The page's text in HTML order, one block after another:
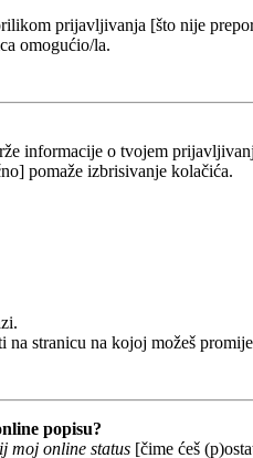
prijavljivanja [što nije
omogućio/la.
informacije o tvojem
pomaže izbrisivanje kolačića.
na stranicu na kojoj možeš
popisu?
moj online status [čime ćeš